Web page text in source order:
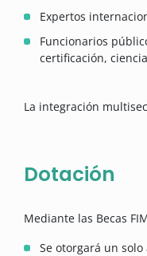
Expertos
Funcionarios
certificación,
La integración
Dotación
Mediante las Becas
Se otorgará un